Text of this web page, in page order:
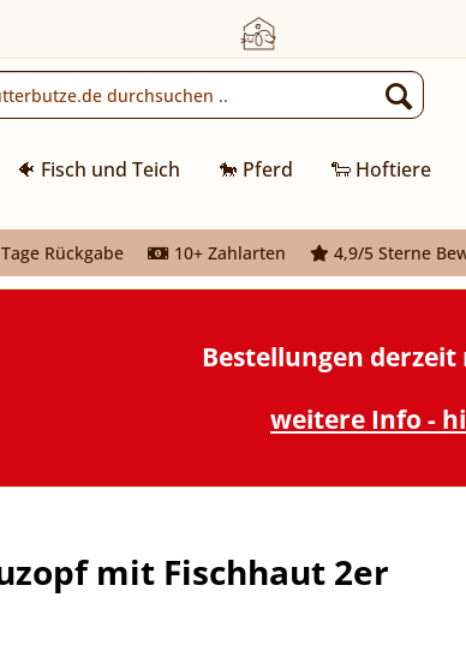
🐠 Fisch und Teich 🐎 Pferd 🐑 Hoftiere
Rückgabe 10+ Zahlarten 4,9/5 Sterne
Bestellungen
weitere Info -
mit Fischhaut 2er